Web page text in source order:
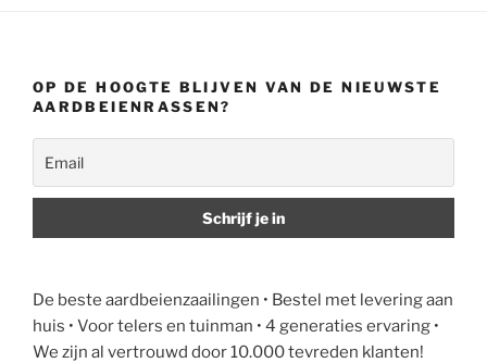
OP DE HOOGTE BLIJVEN VAN DE NIEUWSTE
AARDBEIENRASSEN?
De beste aardbeienzaailingen • Bestel met levering aan
huis • Voor telers en tuinman • 4 generaties ervaring •
We zijn al vertrouwd door 10.000 tevreden klanten!